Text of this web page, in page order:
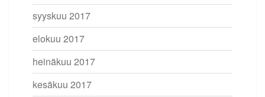
syyskuu 2017
elokuu 2017
heinäkuu 2017
kesäkuu 2017